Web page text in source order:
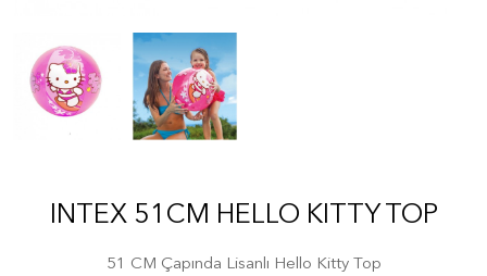
INTEX 51CM HELLO KITTY TOP
51 CM Çapında Lisanlı Hello Kitty Top